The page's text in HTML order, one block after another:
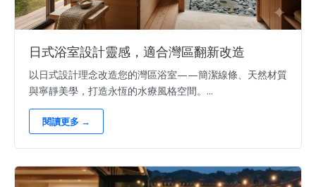
日式浴室設計靈感，適合灣區翻新改造
以日式設計理念改造您的灣區浴室——簡潔線條、天然材質
與寧靜美學，打造永恆的水療風格空間。...
閱讀更多 →